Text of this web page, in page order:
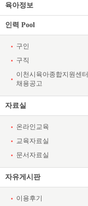
육아정보
인력 Pool
구인
구직
이천시육아종합지원센터
채용공고
자료실
온라인교육
교육자료실
문서자료실
자유게시판
이용후기